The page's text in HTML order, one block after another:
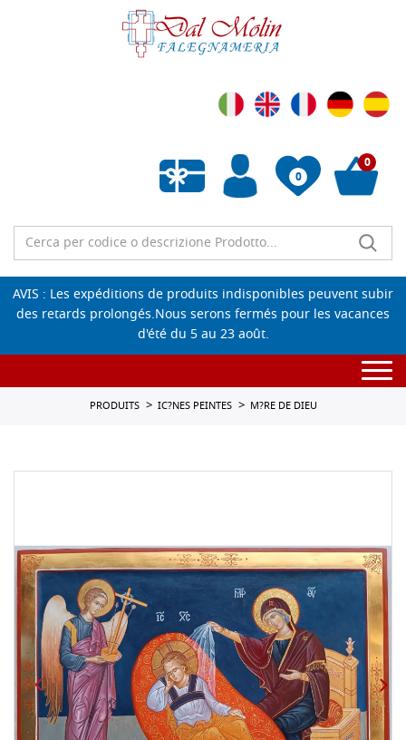
0
Liste de souhaits vide
0
AVIS : Les expéditions de produits indisponibles peuvent subir
des retards prolongés.Nous serons fermés pour les vacances
d'été du 5 au 23 août.
PRODUITS IC?NES PEINTES M?RE DE DIEU